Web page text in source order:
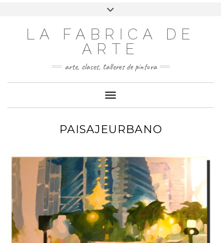
LA FABRICA DE
ARTE
arte, clases, talleres de pintura
Cambiar modo de navegación
PAISAJEURBANO